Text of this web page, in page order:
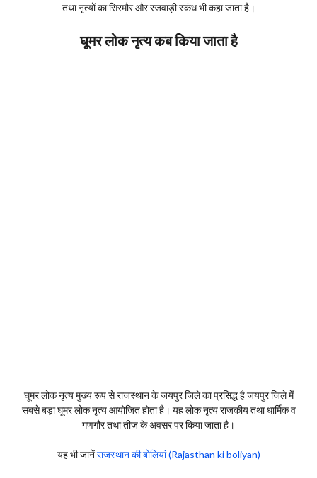
तथा नृत्यों का सिरमौर और रजवाड़ी स्कंध भी कहा जाता है।
घूमर लोक नृत्य कब किया जाता है
घूमर लोक नृत्य मुख्य रूप से राजस्थान के जयपुर जिले का प्रसिद्ध है जयपुर जिले में
सबसे बड़ा घूमर लोक नृत्य आयोजित होता है। यह लोक नृत्य राजकीय तथा धार्मिक व
गणगौर तथा तीज के अवसर पर किया जाता है।
यह भी जानेंराजस्थान की बोलियां (Rajasthan ki boliyan)